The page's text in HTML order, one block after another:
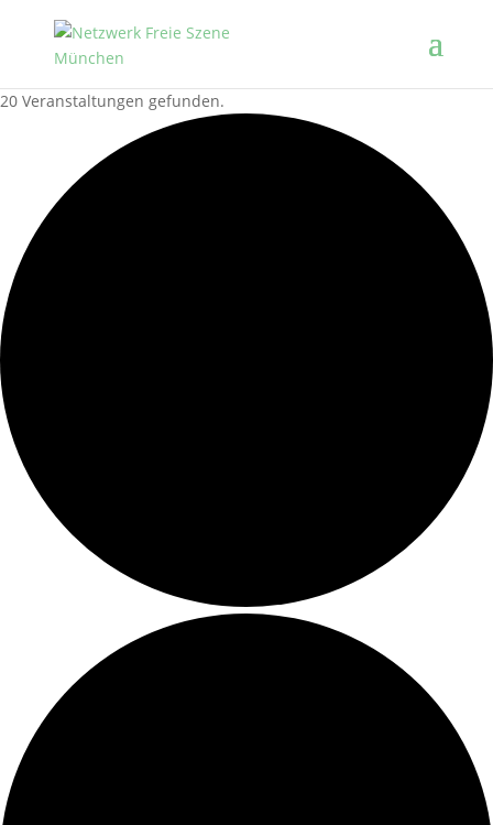
20 Veranstaltungen gefunden.